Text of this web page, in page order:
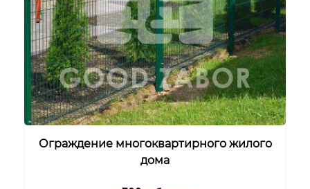
Ограждение многоквартирного жилого
дома